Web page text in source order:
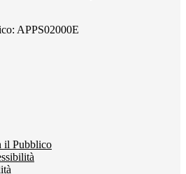
APPS02000E
il Pubblico